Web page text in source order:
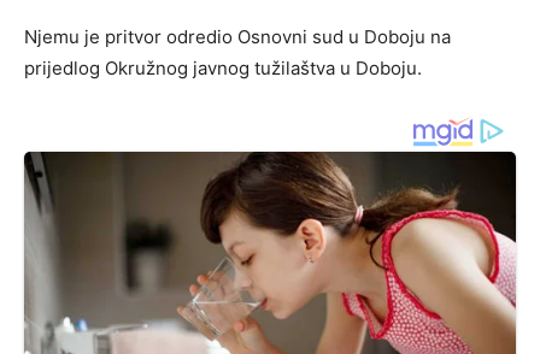
Njemu je pritvor odredio Osnovni sud u Doboju na
prijedlog Okružnog javnog tužilaštva u Doboju.